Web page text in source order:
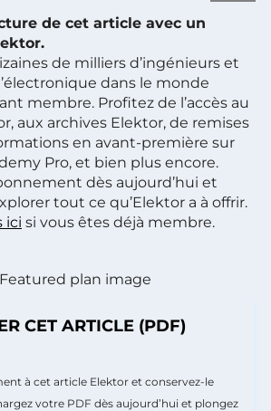
de cet article avec un
de milliers d’ingénieurs et
dans le monde
membre. Profitez de l’accès au
aux archives Elektor, de remises
en avant-première sur
Pro, et bien plus encore.
dès aujourd’hui et
tout ce qu’Elektor a à offrir.
ici si vous êtes déjà membre.
CET ARTICLE (PDF)
à cet article Elektor et conservez-le
votre PDF dès aujourd’hui et plongez